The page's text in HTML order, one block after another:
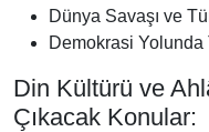
Dünya Savaşı ve
Demokrasi Yolunda
Din Kültürü ve
Çıkacak Konular: